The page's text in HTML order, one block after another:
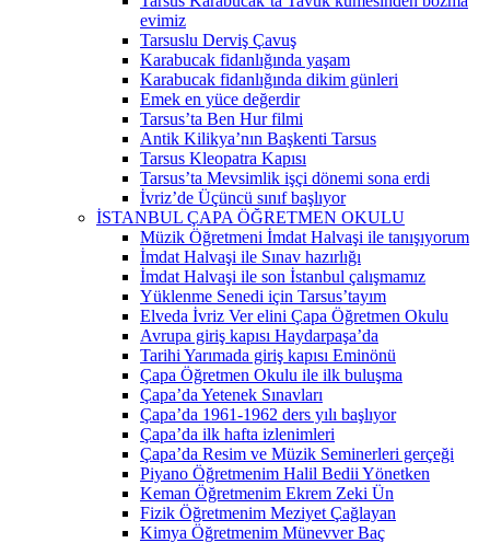
evimiz
Tarsuslu Derviş Çavuş
Karabucak fidanlığında yaşam
Karabucak fidanlığında dikim günleri
Emek en yüce değerdir
Tarsus’ta Ben Hur filmi
Antik Kilikya’nın Başkenti Tarsus
Tarsus Kleopatra Kapısı
Tarsus’ta Mevsimlik işçi dönemi sona erdi
İvriz’de Üçüncü sınıf başlıyor
İSTANBUL ÇAPA ÖĞRETMEN OKULU
Müzik Öğretmeni İmdat Halvaşi ile tanışıyorum
İmdat Halvaşi ile Sınav hazırlığı
İmdat Halvaşi ile son İstanbul çalışmamız
Yüklenme Senedi için Tarsus’tayım
Elveda İvriz Ver elini Çapa Öğretmen Okulu
Avrupa giriş kapısı Haydarpaşa’da
Tarihi Yarımada giriş kapısı Eminönü
Çapa Öğretmen Okulu ile ilk buluşma
Çapa’da Yetenek Sınavları
Çapa’da 1961-1962 ders yılı başlıyor
Çapa’da ilk hafta izlenimleri
Çapa’da Resim ve Müzik Seminerleri gerçeği
Piyano Öğretmenim Halil Bedii Yönetken
Keman Öğretmenim Ekrem Zeki Ün
Fizik Öğretmenim Meziyet Çağlayan
Kimya Öğretmenim Münevver Baç